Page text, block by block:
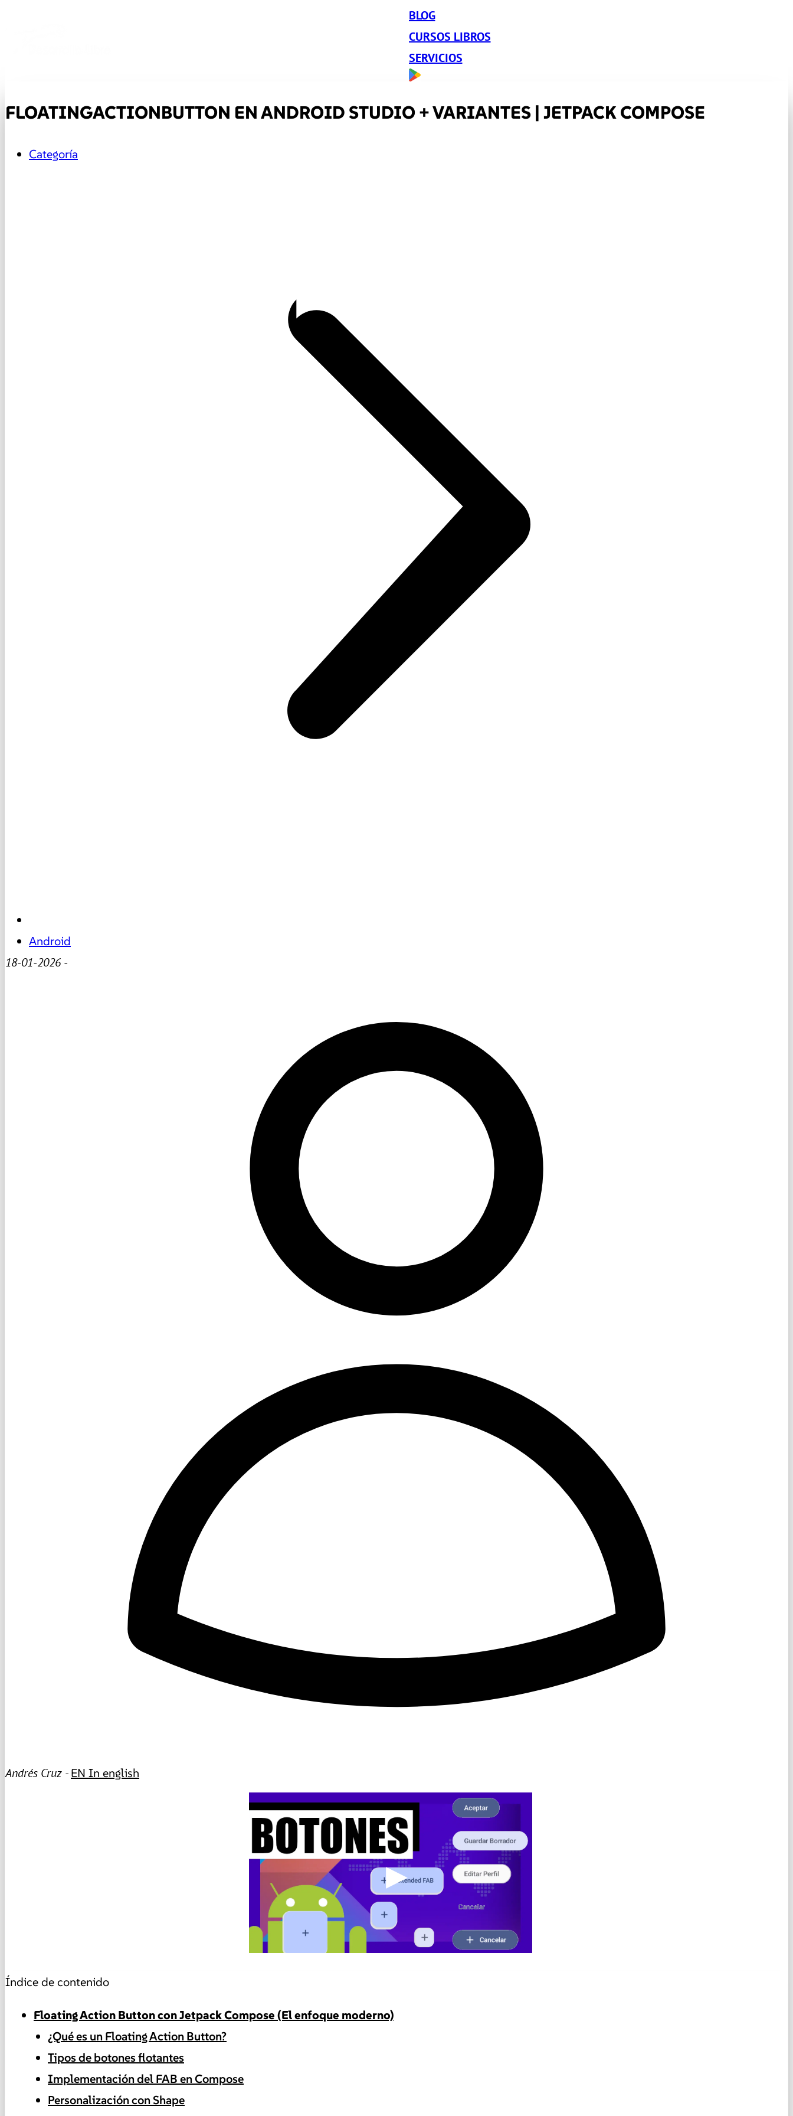
BLOG
CURSOS LIBROS
SERVICIOS
FLOATINGACTIONBUTTON EN ANDROID STUDIO + VARIANTES | JETPACK COMPOSE
Categoría
Android
18-01-2026 -
Andrés Cruz -EN In english
▶
Índice de contenido
Floating Action Button con Jetpack Compose (El enfoque moderno)
¿Qué es un Floating Action Button?
Tipos de botones flotantes
Implementación del FAB en Compose
Personalización con Shape